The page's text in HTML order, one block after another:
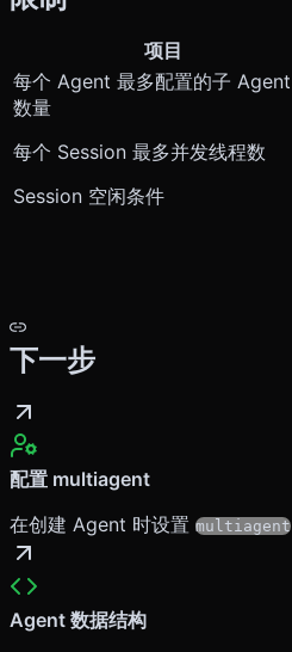
项目
每个 Agent 最多配置的子 Agent
数量
每个 Session 最多并发线程数
Session 空闲条件
下一步
配置 multiagent
在创建 Agent 时设置 multiagent
Agent 数据结构